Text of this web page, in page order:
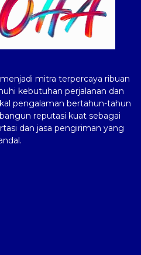
mitra terpercaya ribuan
kebutuhan perjalanan dan
pengalaman bertahun-tahun
reputasi kuat sebagai
dan jasa pengiriman yang